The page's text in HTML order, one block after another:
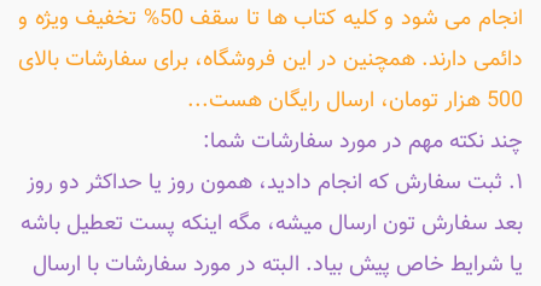
انجام می شود و کلیه کتاب ها تا سقف 50% تخفیف ویژه و
دائمی دارند. همچنین در این فروشگاه، برای سفارشات بالای
500 هزار تومان، ارسال رایگان هست...
چند نکته مهم در مورد سفارشات شما:
۱. ثبت سفارش که انجام دادید، همون روز یا حداکثر دو روز
بعد سفارش تون ارسال میشه، مگه اینکه پست تعطیل باشه
یا شرایط خاص پیش بیاد. البته در مورد سفارشات با ارسال